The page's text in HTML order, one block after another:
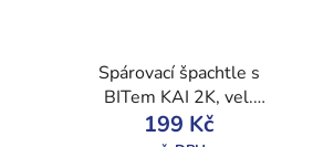
Spárovací špachtle s
BITem KAI 2K, vel.
150 mm
199 Kč